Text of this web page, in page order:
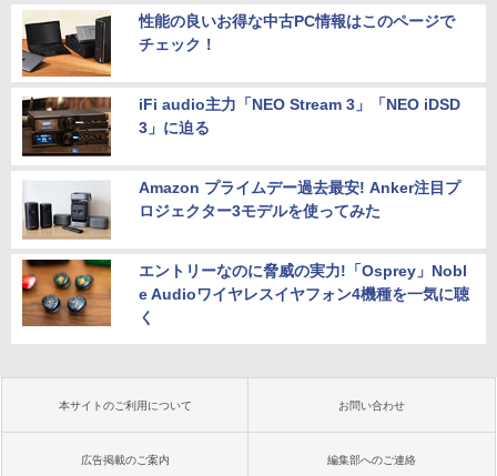
性能の良いお得な中古PC情報はこのページで
チェック！
iFi audio主力「NEO Stream 3」「NEO iDSD
3」に迫る
Amazon プライムデー過去最安! Anker注目プ
ロジェクター3モデルを使ってみた
エントリーなのに脅威の実力!「Osprey」Nobl
e Audioワイヤレスイヤフォン4機種を一気に聴
く
本サイトのご利用について お問い合わせ
広告掲載のご案内 編集部へのご連絡